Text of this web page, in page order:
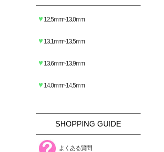
♥ 12.5mm~13.0mm
♥ 13.1mm~13.5mm
♥ 13.6mm~13.9mm
♥ 14.0mm~14.5mm
SHOPPING GUIDE
よくある質問